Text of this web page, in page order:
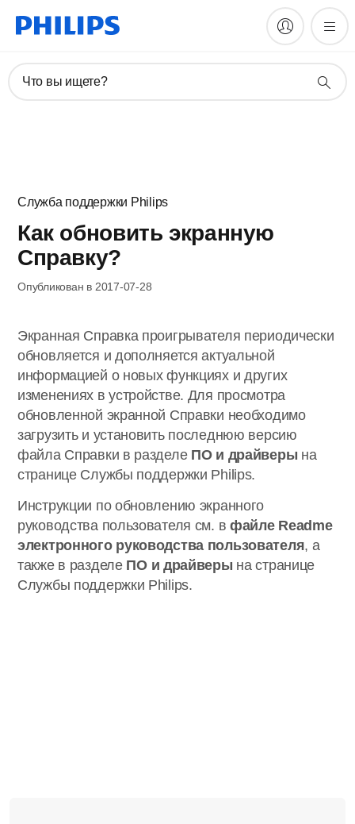
Что вы ищете?
Служба поддержки Philips
Как обновить экранную
Справку?
Опубликован в 2017-07-28
Экранная Справка проигрывателя периодически
обновляется и дополняется актуальной
информацией о новых функциях и других
изменениях в устройстве. Для просмотра
обновленной экранной Справки необходимо
загрузить и установить последнюю версию
файла Справки в разделе ПО и драйверы на
странице Службы поддержки Philips.
Инструкции по обновлению экранного
руководства пользователя см. вфайле Readme
электронного руководства пользователя, а
также в разделе ПО и драйверы на странице
Службы поддержки Philips.